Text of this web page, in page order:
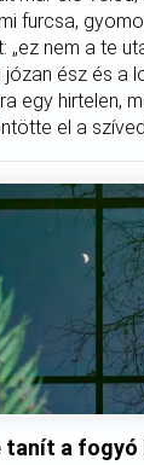
furcsa,
nem a te
józan ész és a
egy hirtelen,
el a
tanít a fogyó